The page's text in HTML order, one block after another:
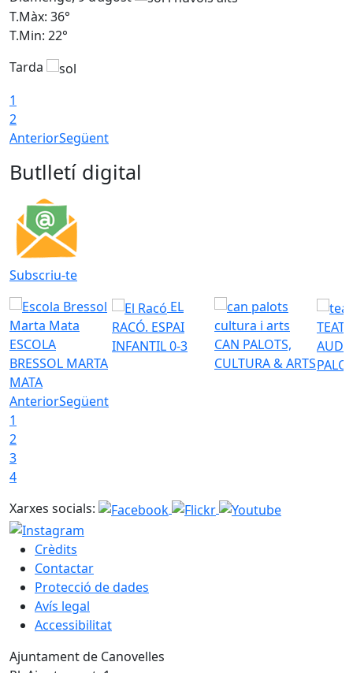
T.Màx: 36°
T.Min: 22°
Tarda
1
2
AnteriorSegüent
Butlletí digital
Subscriu-te
ESCOLA
BRESSOL MARTA
MATA
EL
RACÓ. ESPAI
INFANTIL 0-3
CAN PALOTS,
CULTURA & ARTS
AnteriorSegüent
1
2
3
4
Xarxes socials:
Crèdits
Contactar
Protecció de dades
Avís legal
Accessibilitat
Ajuntament de Canovelles